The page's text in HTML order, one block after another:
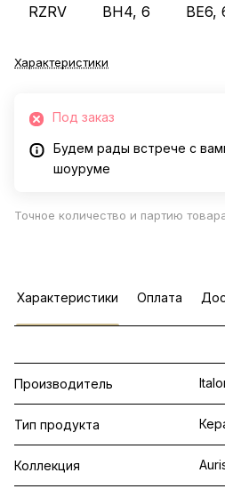
RZRV BH4, 6 BE6,
Характеристики
Под заказ
Будем рады встрече с
шоуруме
Точное количество и партию
Характеристики Оплата
Производитель
Тип продукта
Коллекция